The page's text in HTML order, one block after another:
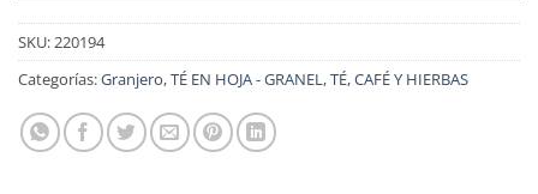
SKU:220194
Categorías:Granjero,TÉ EN HOJA - GRANEL,TÉ, CAFÉ Y HIERBAS